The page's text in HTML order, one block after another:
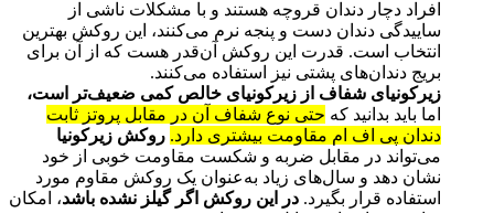
افراد دچار دندان قروچه هستند و با مشکلات ناشی از
ساییدگی دندان دست و پنجه نرم می‌کنند، این روکش بهترین
انتخاب است. قدرت این روکش آن‌قدر هست که از آن برای
بریج دندان‌های پشتی نیز استفاده می‌کنند.
زیرکونیای شفاف از زیرکونیای خالص کمی ضعیف‌تر است،
اما باید بدانید که حتی نوع شفاف آن در مقابل پروتز ثابت
دندان پی اف ام مقاومت بیشتری دارد. روکش زیرکونیا
می‌تواند در مقابل ضربه و شکست مقاومت خوبی از خود
نشان دهد و سال‌های زیاد به‌عنوان یک روکش مقاوم مورد
استفاده قرار بگیرد. در این روکش اگر گیلز نشده باشد، امکان